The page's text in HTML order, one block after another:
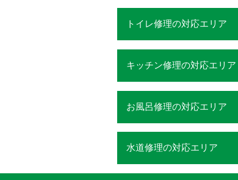
トイレ修理の対応エリア
キッチン修理の対応エリア
お風呂修理の対応エリア
水道修理の対応エリア